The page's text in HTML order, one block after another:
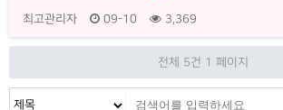
최고관리자 09-10 3,369
전체 5건 1 페이지